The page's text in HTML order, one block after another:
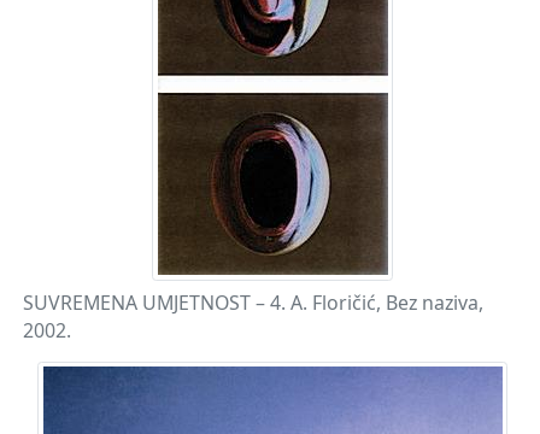
SUVREMENA UMJETNOST – 4. A. Floričić, Bez naziva,
2002.